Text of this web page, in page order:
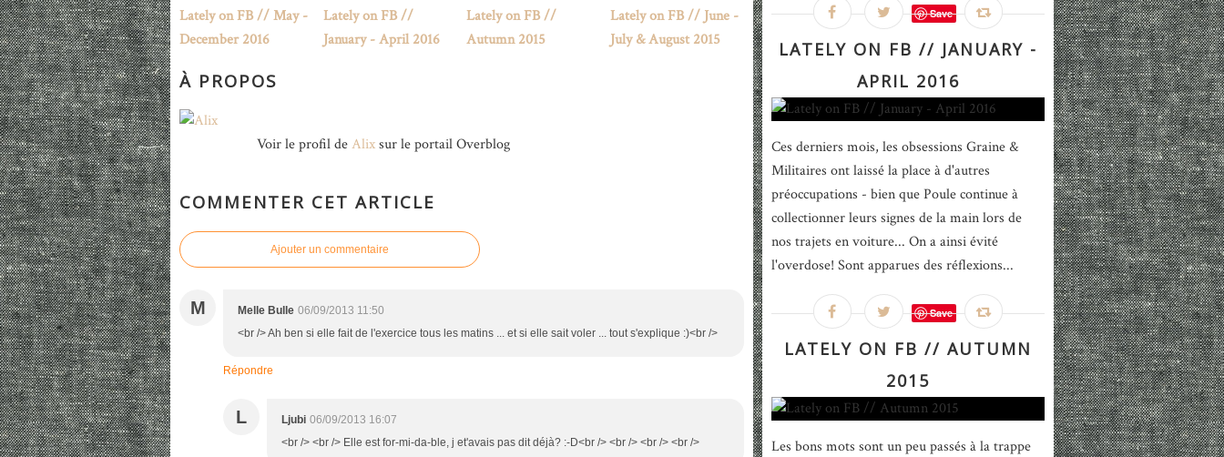
Lately on FB // May -
December 2016
Lately on FB //
January - April 2016
Lately on FB //
Autumn 2015
Lately on FB // June -
July & August 2015
À PROPOS
Voir le profil deAlixsur le portail Overblog
COMMENTER CET ARTICLE
Ajouter un commentaire
M Melle Bulle 06/09/2013 11:50
<br /> Ah ben si elle fait de l'exercice tous les matins ... et si elle sait voler ... tout s'explique :)<br />
Répondre
L Ljubi 06/09/2013 16:07
<br /> <br /> Elle est for-mi-da-ble, j et'avais pas dit déjà? :-D<br /> <br /> <br /> <br />
Save
LATELY ON FB // JANUARY -
APRIL 2016
Ces derniers mois, les obsessions Graine &
Militaires ont laissé la place à d'autres
préoccupations - bien que Poule continue à
collectionner leurs signes de la main lors de
nos trajets en voiture... On a ainsi évité
l'overdose! Sont apparues des réflexions...
Save
LATELY ON FB // AUTUMN
2015
Les bons mots sont un peu passés à la trappe